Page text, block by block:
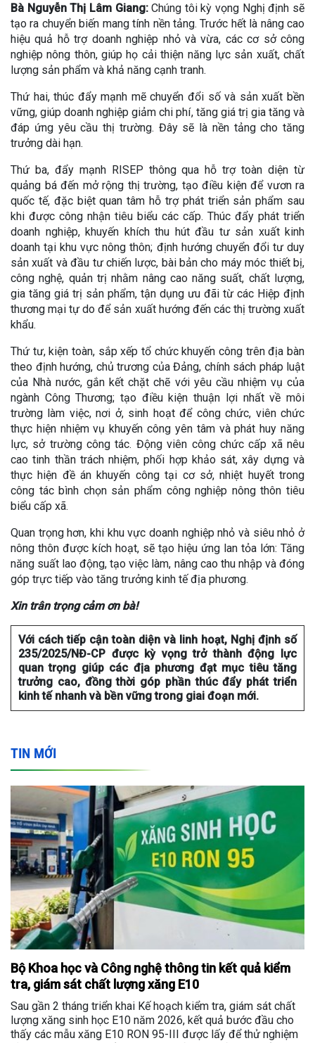
Bà Nguyễn Thị Lâm Giang:Chúng tôi kỳ vọng Nghị định sẽ
tạo ra chuyển biến mang tính nền tảng. Trước hết là nâng cao
hiệu quả hỗ trợ doanh nghiệp nhỏ và vừa, các cơ sở công
nghiệp nông thôn, giúp họ cải thiện năng lực sản xuất, chất
lượng sản phẩm và khả năng cạnh tranh.
Thứ hai, thúc đẩy mạnh mẽ chuyển đổi số và sản xuất bền
vững, giúp doanh nghiệp giảm chi phí, tăng giá trị gia tăng và
đáp ứng yêu cầu thị trường. Đây sẽ là nền tảng cho tăng
trưởng dài hạn.
Thứ ba, đẩy mạnh RISEP thông qua hỗ trợ toàn diện từ
quảng bá đến mở rộng thị trường, tạo điều kiện để vươn ra
quốc tế, đặc biệt quan tâm hỗ trợ phát triển sản phẩm sau
khi được công nhận tiêu biểu các cấp. Thúc đẩy phát triển
doanh nghiệp, khuyến khích thu hút đầu tư sản xuất kinh
doanh tại khu vực nông thôn; định hướng chuyển đổi tư duy
sản xuất và đầu tư chiến lược, bài bản cho máy móc thiết bị,
công nghệ, quản trị nhằm nâng cao năng suất, chất lượng,
gia tăng giá trị sản phẩm, tận dụng ưu đãi từ các Hiệp định
thương mại tự do để sản xuất hướng đến các thị trường xuất
khẩu.
Thứ tư, kiện toàn, sắp xếp tổ chức khuyến công trên địa bàn
theo định hướng, chủ trương của Đảng, chính sách pháp luật
của Nhà nước, gắn kết chặt chẽ với yêu cầu nhiệm vụ của
ngành Công Thương; tạo điều kiện thuận lợi nhất về môi
trường làm việc, nơi ở, sinh hoạt để công chức, viên chức
thực hiện nhiệm vụ khuyến công yên tâm và phát huy năng
lực, sở trường công tác. Động viên công chức cấp xã nêu
cao tinh thần trách nhiệm, phối hợp khảo sát, xây dựng và
thực hiện đề án khuyến công tại cơ sở, nhiệt huyết trong
công tác bình chọn sản phẩm công nghiệp nông thôn tiêu
biểu cấp xã.
Quan trọng hơn, khi khu vực doanh nghiệp nhỏ và siêu nhỏ ở
nông thôn được kích hoạt, sẽ tạo hiệu ứng lan tỏa lớn: Tăng
năng suất lao động, tạo việc làm, nâng cao thu nhập và đóng
góp trực tiếp vào tăng trưởng kinh tế địa phương.
Xin trân trọng cảm ơn bà!
Với cách tiếp cận toàn diện và linh hoạt, Nghị định số
235/2025/NĐ-CP được kỳ vọng trở thành động lực
quan trọng giúp các địa phương đạt mục tiêu tăng
trưởng cao, đồng thời góp phần thúc đẩy phát triển
kinh tế nhanh và bền vững trong giai đoạn mới.
TIN MỚI
Bộ Khoa học và Công nghệ thông tin kết quả kiểm
tra, giám sát chất lượng xăng E10
Sau gần 2 tháng triển khai Kế hoạch kiểm tra, giám sát chất
lượng xăng sinh học E10 năm 2026, kết quả bước đầu cho
thấy các mẫu xăng E10 RON 95-III được lấy để thử nghiệm